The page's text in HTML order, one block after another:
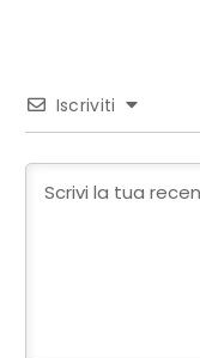
Iscriviti